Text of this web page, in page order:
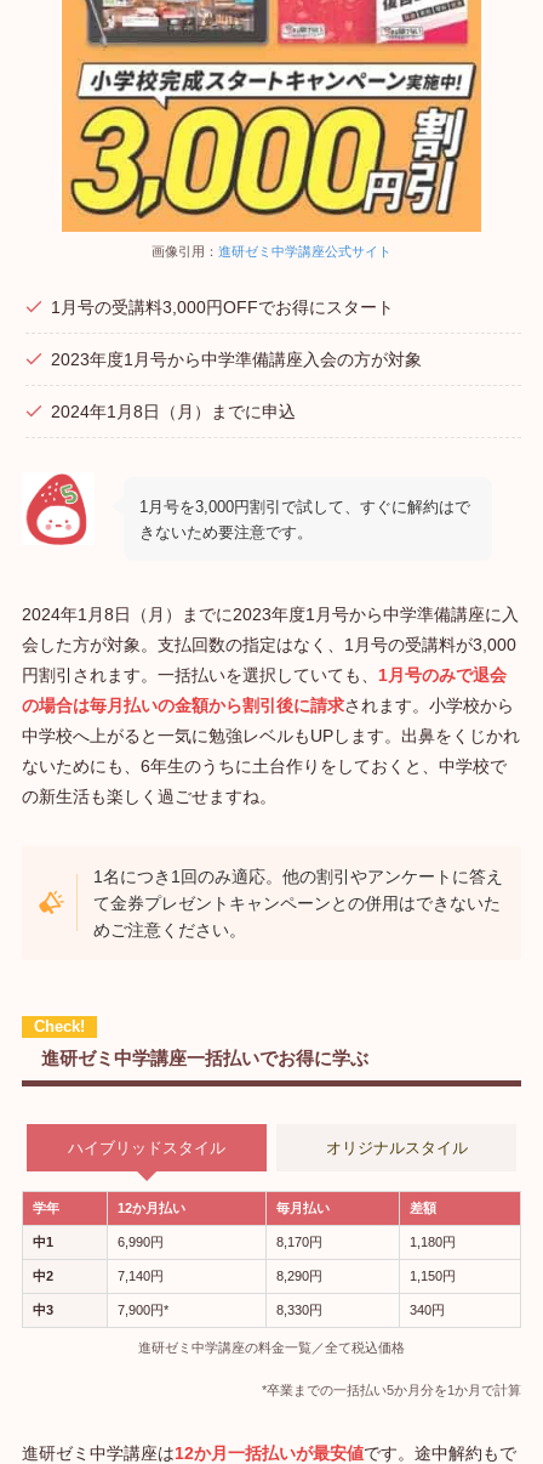
画像引用： 進研ゼミ中学講座公式サイト
1月号の受講料3,000円OFFでお得にスタート
2023年度1月号から中学準備講座入会の方が対象
2024年1月8日（月）までに申込
1月号を3,000円割引で試して、すぐに解約はで
きないため要注意です。
2024年1月8日（月）までに2023年度1月号から中学準備講座に入
会した方が対象。支払回数の指定はなく、1月号の受講料が3,000
円割引されます。一括払いを選択していても、 1月号のみで退会
の場合は毎月払いの金額から割引後に請求されます。小学校から
中学校へ上がると一気に勉強レベルもUPします。出鼻をくじかれ
ないためにも、6年生のうちに土台作りをしておくと、中学校で
の新生活も楽しく過ごせますね。
1名につき1回のみ適応。他の割引やアンケートに答え
て金券プレゼントキャンペーンとの併用はできないた
めご注意ください。
進研ゼミ中学講座一括払いでお得に学ぶ
ハイブリッドスタイル オリジナルスタイル
学年 12か月払い 毎月払い 差額
中1 6,990円 8,170円 1,180円
中2 7,140円 8,290円 1,150円
中3 7,900円* 8,330円 340円
進研ゼミ中学講座の料金一覧／全て税込価格
*卒業までの一括払い5か月分を1か月で計算
進研ゼミ中学講座は12か月一括払いが最安値です。途中解約もで